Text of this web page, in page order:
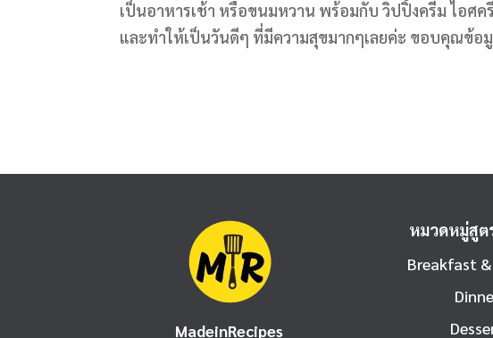
เป็นอาหารเช้า หรือขนมหวาน พร้อมกับ วิปปิ้งครีม ไอศ
และทำให้เป็นวันดีๆ ที่มีความสุขมากๆเลยค่ะ ขอบคุณข้อ
MadeinRecipes
หมวดหมู่สูต
Breakfast